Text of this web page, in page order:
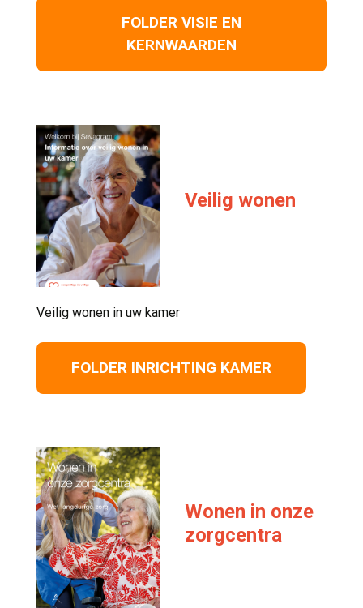
FOLDER VISIE EN
KERNWAARDEN
Veilig wonen
Veilig wonen in uw kamer
FOLDER INRICHTING KAMER
Wonen in onze
zorgcentra